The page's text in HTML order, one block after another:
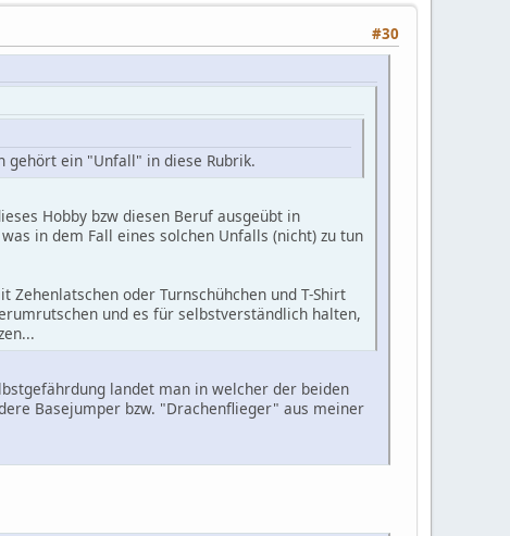
#30
gehört ein "Unfall" in diese Rubrik.
Hobby bzw diesen Beruf ausgeübt in
in dem Fall eines solchen Unfalls (nicht) zu tun
oder Turnschühchen und T-Shirt
und es für selbstverständlich halten,
landet man in welcher der beiden
Basejumper bzw. "Drachenflieger" aus meiner